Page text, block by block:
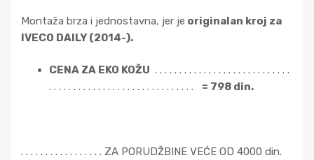
Montaža brza i jednostavna, jer je originalan kroj za
IVECO DAILY (2014-).
CENA ZA EKO KOŽU . . . . . . . . . . . . . . . . . . . . . . . . . . . .
. . . . . . . . . . . . . . . . . . . . . . . . . . . . . . = 798 din.
. . . . . . . . . . . . . . . . . ZA PORUDŽBINE VEĆE OD 4000 din.